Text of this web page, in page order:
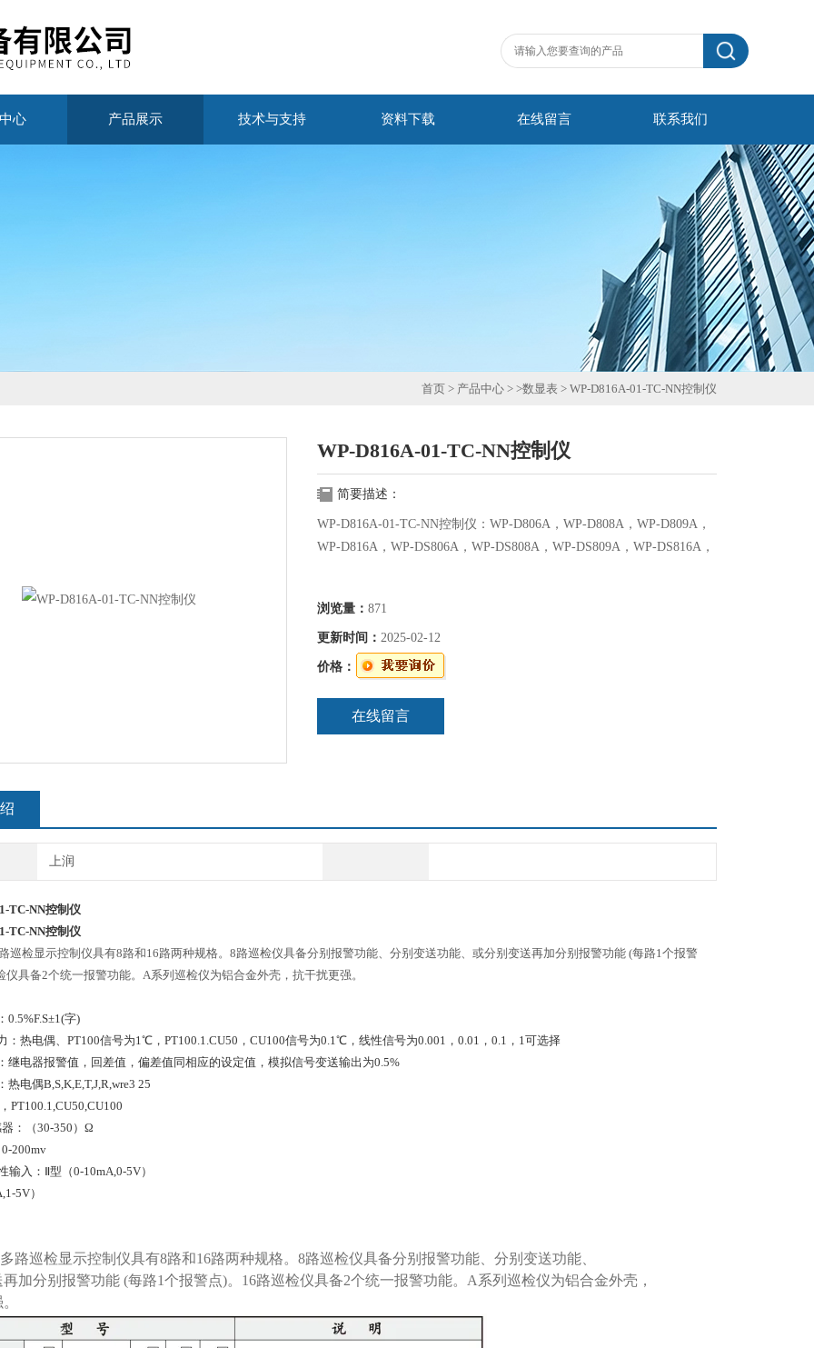
心 产品展示 技术与支持 资料下载 在线留言 联系我们
首页 > 产品中心 > >数显表 > WP-D816A-01-TC-NN控制仪
WP-D816A-01-TC-NN控制仪
简要描述：
WP-D816A-01-TC-NN控制仪：WP-D806A，WP-D808A，WP-D809A，
WP-D816A，WP-DS806A，WP-DS808A，WP-DS809A，WP-DS816A，
浏览量： 871
更新时间： 2025-02-12
价格：
在线留言
上润
TC-NN控制仪
TC-NN控制仪
巡检显示控制仪具有8路和16路两种规格。8路巡检仪具备分别报警功能、分别变送功能、或分别变送再加分别报警功能 (每路1个报警
仪具备2个统一报警功能。A系列巡检仪为铝合金外壳，抗干扰更强。
0.5%F.S±1(字)
：热电偶、PT100信号为1℃，PT100.1.CU50，CU100信号为0.1℃，线性信号为0.001，0.01，0.1，1可选择
继电器报警值，回差值，偏差值同相应的设定值，模拟信号变送输出为0.5%
热电偶B,S,K,E,T,J,R,wre3 25
PT100.1,CU50,CU100
：（30-350）Ω
200mv
Ⅱ型（0-10mA,0-5V）
5V）
路巡检显示控制仪具有8路和16路两种规格。8路巡检仪具备分别报警功能、分别变送功能、
加分别报警功能 (每路1个报警点)。16路巡检仪具备2个统一报警功能。A系列巡检仪为铝合金外壳，